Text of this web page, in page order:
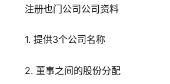
注册也门公司公司资料
1. 提供3个公司名称
2. 董事之间的股份分配